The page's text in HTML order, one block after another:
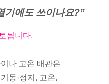
기에도 쓰이나요?”
됩니다.
나 고온 배관은
동·정지, 고온,